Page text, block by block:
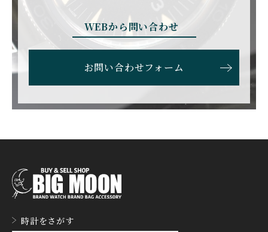
EBERHARD
エベラール
EDOX
エドックス
F.P.ジュルヌ
ファーブル・ルーバ フォルティス
FRANCK MULLER NT
GERALD GENTA
ジェラルド・ジェンタ
GLASHUTTE ORIGINA
L
WEBから問い合わせ
お問い合わせフォーム
時計をさがす